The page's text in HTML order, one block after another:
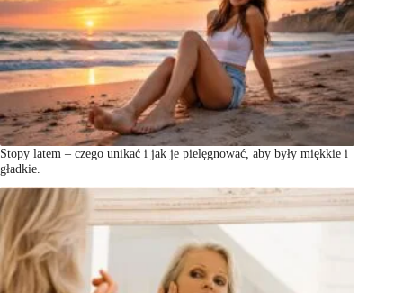
Stopy latem – czego unikać i jak je pielęgnować, aby były miękkie i
gładkie.